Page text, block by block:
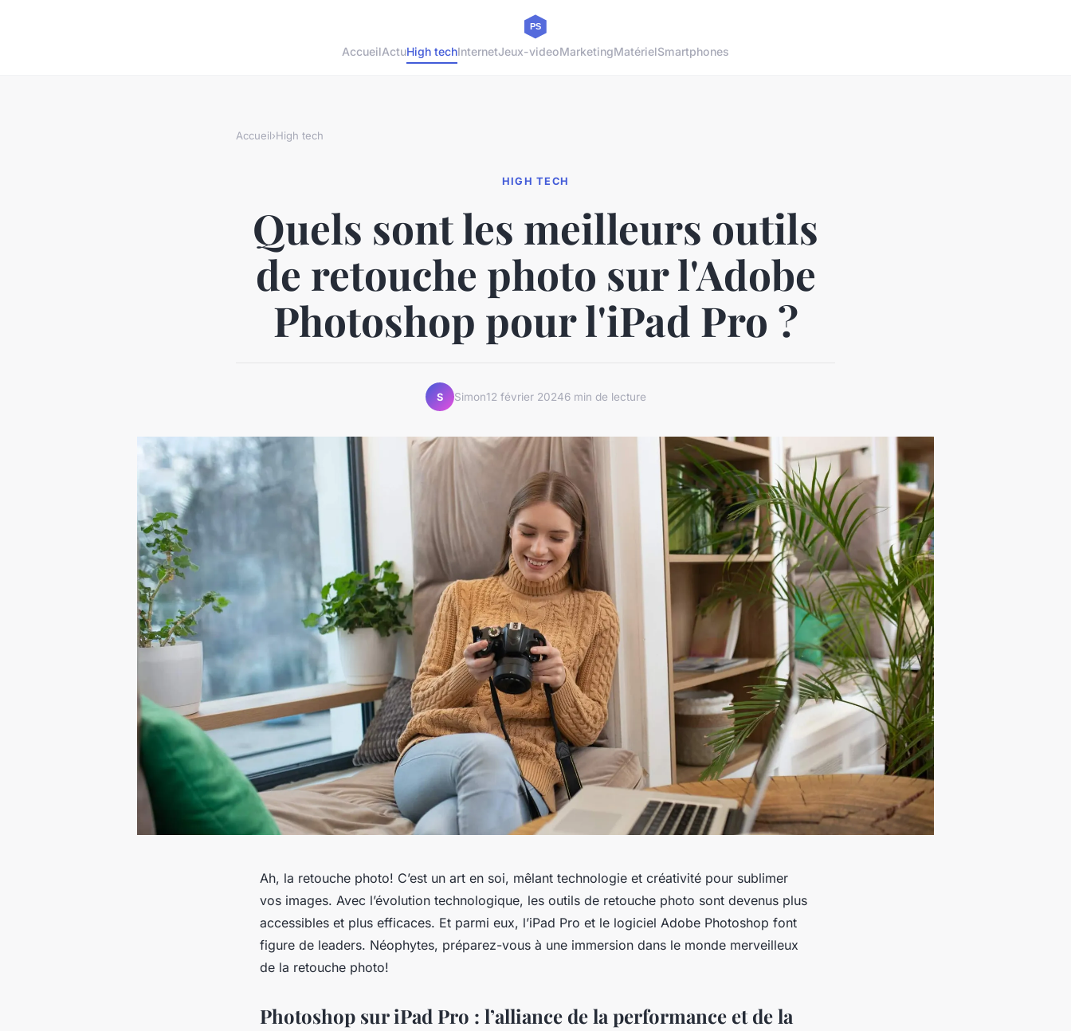
AccueilActuHigh techInternetJeux-videoMarketingMatérielSmartphones
Accueil›High tech
HIGH TECH
Quels sont les meilleurs outils
de retouche photo sur l'Adobe
Photoshop pour l'iPad Pro ?
S Simon12 février 20246 min de lecture
Ah, la retouche photo! C’est un art en soi, mêlant technologie et créativité pour sublimer
vos images. Avec l’évolution technologique, les outils de retouche photo sont devenus plus
accessibles et plus efficaces. Et parmi eux, l’iPad Pro et le logiciel Adobe Photoshop font
figure de leaders. Néophytes, préparez-vous à une immersion dans le monde merveilleux
de la retouche photo!
Photoshop sur iPad Pro : l’alliance de la performance et de la